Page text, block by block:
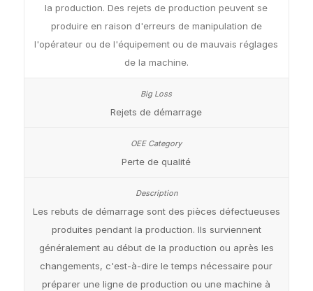
la production. Des rejets de production peuvent se
produire en raison d'erreurs de manipulation de
l'opérateur ou de l'équipement ou de mauvais réglages
de la machine.
Rejets de démarrage
Perte de qualité
Les rebuts de démarrage sont des pièces défectueuses
produites pendant la production. Ils surviennent
généralement au début de la production ou après les
changements, c'est-à-dire le temps nécessaire pour
préparer une ligne de production ou une machine à